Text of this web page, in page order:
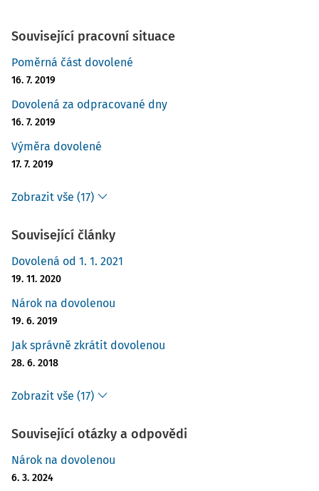
Související pracovní situace
Poměrná část dovolené
16. 7. 2019
Dovolená za odpracované dny
16. 7. 2019
Výměra dovolené
17. 7. 2019
Zobrazit vše (17)
Související články
Dovolená od 1. 1. 2021
19. 11. 2020
Nárok na dovolenou
19. 6. 2019
Jak správně zkrátit dovolenou
28. 6. 2018
Zobrazit vše (17)
Související otázky a odpovědi
Nárok na dovolenou
6. 3. 2024